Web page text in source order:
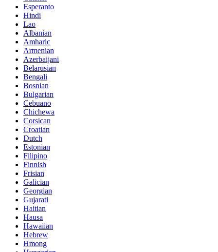
Esperanto
Hindi
Lao
Albanian
Amharic
Armenian
Azerbaijani
Belarusian
Bengali
Bosnian
Bulgarian
Cebuano
Chichewa
Corsican
Croatian
Dutch
Estonian
Filipino
Finnish
Frisian
Galician
Georgian
Gujarati
Haitian
Hausa
Hawaiian
Hebrew
Hmong